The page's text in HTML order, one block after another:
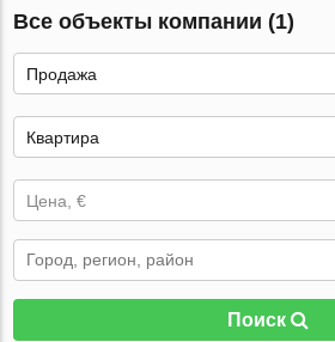
Все объекты компании (1)
Продажа
Квартира
Цена, €
Поиск